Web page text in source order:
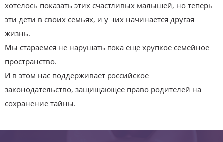
хотелось показать этих счастливых малышей, но теперь
эти дети в своих семьях, и у них начинается другая
жизнь.
Мы стараемся не нарушать пока еще хрупкое семейное
пространство.
И в этом нас поддерживает российское
законодательство, защищающее право родителей на
сохранение тайны.